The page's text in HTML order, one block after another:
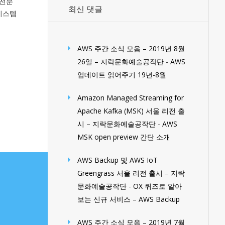
템
최신 댓글
AWS 주간 소식 모음 – 2019년 8월
26일 – 지락문화예술공작단 - AWS
업데이트 읽어주기 19년-8월
Amazon Managed Streaming for
Apache Kafka (MSK) 서울 리전 출
시 – 지락문화예술공작단 - AWS
MSK open preview 간단 소개
AWS Backup 및 AWS IoT
Greengrass 서울 리전 출시 – 지락
문화예술공작단 - OX 퀴즈로 알아
보는 신규 서비스 – AWS Backup
AWS 주간 소식 모음 – 2019년 7월